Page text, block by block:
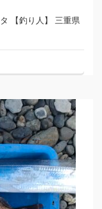
【釣り人】 三重県